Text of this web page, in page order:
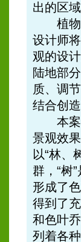
出的区
植物作
设计师
观的设
陆地部
质、调
结合创
本案还
景观效
以“林、
群，“树
形成了
得到了
和色叶
列着各